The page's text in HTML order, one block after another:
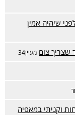
שיהיה אמין
שצריך צום מעיין34
וקניתי במאפיה